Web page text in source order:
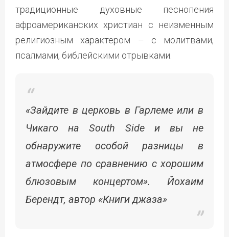
традиционные духовные песнопения
афроамериканских христиан с неизменным
религиозным характером – с молитвами,
псалмами, библейскими отрывками.
«Зайдите в церковь в Гарлеме или в
Чикаго на South Side и вы не
обнаружите особой разницы в
атмосфере по сравнению с хорошим
блюзовым концертом». Йохаим
Берендт, автор «Книги джаза»